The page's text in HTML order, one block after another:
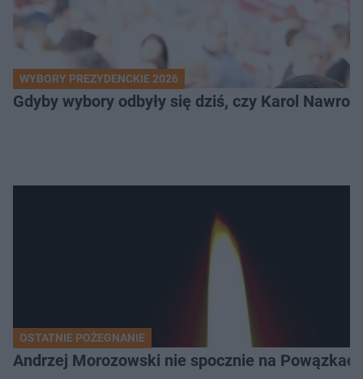
WYBORY PREZYDENCKIE 2026
Gdyby wybory odbyły się dziś, czy Karol
OSTATNIE POŻEGNANIE
Andrzej Morozowski nie spocznie na